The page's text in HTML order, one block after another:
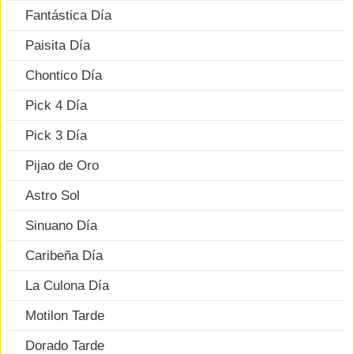
Fantástica Día
Paisita Día
Chontico Día
Pick 4 Día
Pick 3 Día
Pijao de Oro
Astro Sol
Sinuano Día
Caribeña Día
La Culona Día
Motilon Tarde
Dorado Tarde